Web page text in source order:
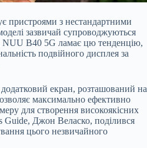
пристроями з нестандартними
зазвичай супроводжуються
NUU B40 5G ламає цю тенденцію,
подвійного дисплея за
екран, розташований на
максимально ефективно
для створення високоякісних
Guide, Джон Веласко, поділився
цього незвичайного